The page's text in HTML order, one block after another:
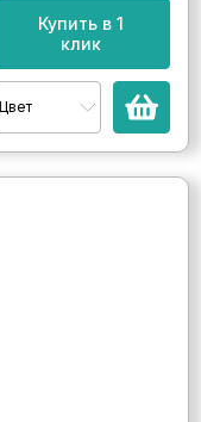
Купить в 1
клик
Цвет